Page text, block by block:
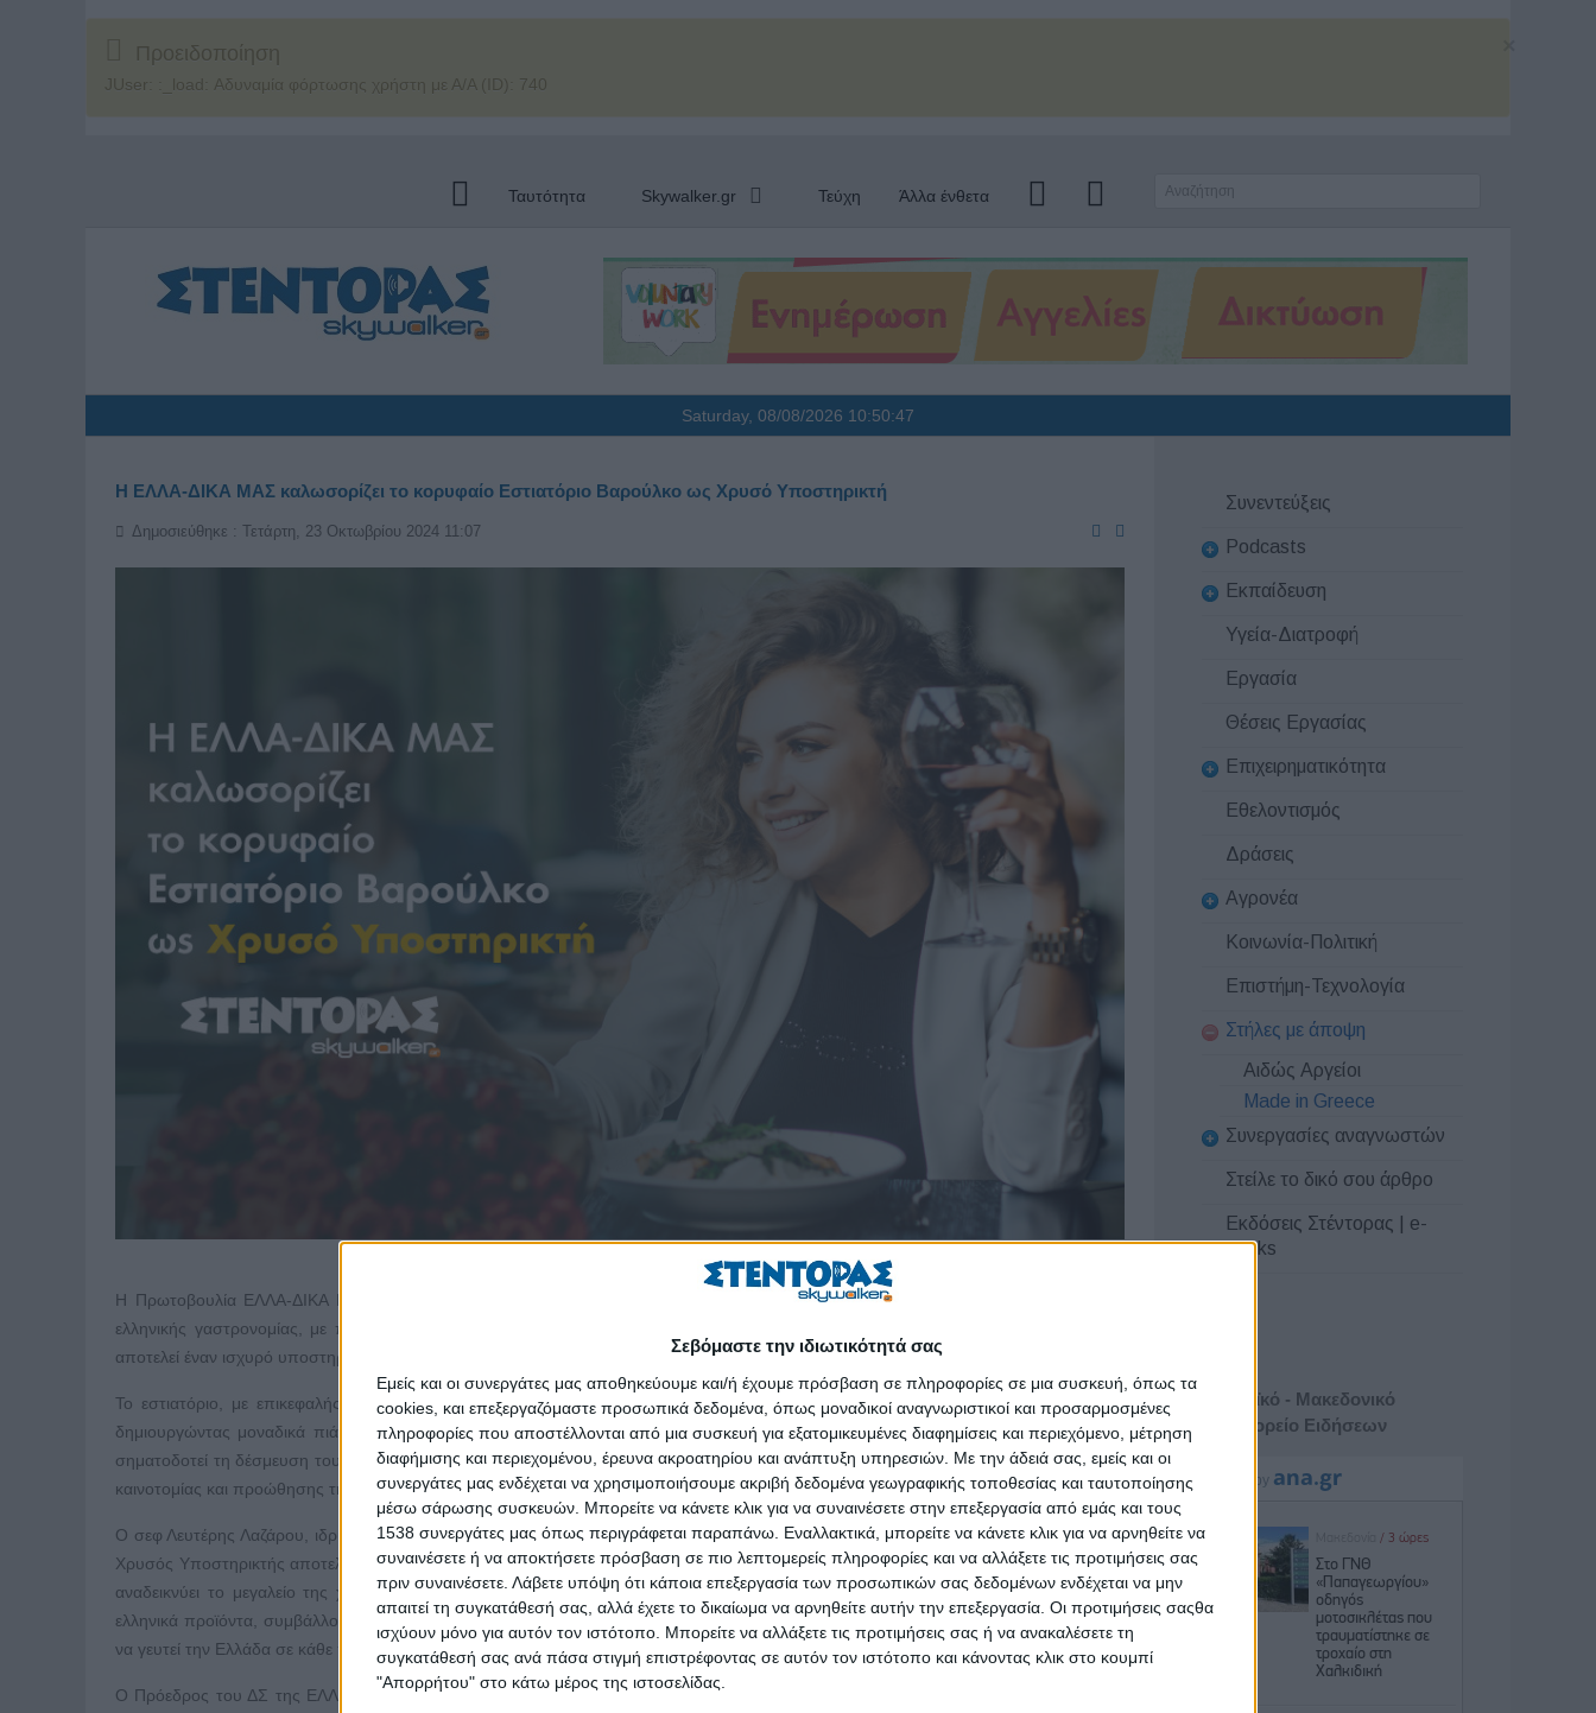
Σεβόμαστε την ιδιωτικότητά σας
Εμείς και οι συνεργάτες μας αποθηκεύουμε και/ή έχουμε πρόσβαση σε πληροφορίες σε μια συσκευή, όπως τα
cookies, και επεξεργαζόμαστε προσωπικά δεδομένα, όπως μοναδικοί αναγνωριστικοί και προσαρμοσμένες
πληροφορίες που αποστέλλονται από μια συσκευή για εξατομικευμένες διαφημίσεις και περιεχόμενο, μέτρηση
διαφήμισης και περιεχομένου, έρευνα ακροατηρίου και ανάπτυξη υπηρεσιών. Με την άδειά σας, εμείς και οι
συνεργάτες μας ενδέχεται να χρησιμοποιήσουμε ακριβή δεδομένα γεωγραφικής τοποθεσίας και ταυτοποίησης
μέσω σάρωσης συσκευών. Μπορείτε να κάνετε κλικ για να συναινέσετε στην επεξεργασία από εμάς και τους
1538 συνεργάτες μας όπως περιγράφεται παραπάνω. Εναλλακτικά, μπορείτε να κάνετε κλικ για να αρνηθείτε να
συναινέσετε ή να αποκτήσετε πρόσβαση σε πιο λεπτομερείς πληροφορίες και να αλλάξετε τις προτιμήσεις σας
πριν συναινέσετε. Λάβετε υπόψη ότι κάποια επεξεργασία των προσωπικών σας δεδομένων ενδέχεται να μην
απαιτεί τη συγκατάθεσή σας, αλλά έχετε το δικαίωμα να αρνηθείτε αυτήν την επεξεργασία. Οι προτιμήσεις σαςθα
ισχύουν μόνο για αυτόν τον ιστότοπο. Μπορείτε να αλλάξετε τις προτιμήσεις σας ή να ανακαλέσετε τη
συγκατάθεσή σας ανά πάσα στιγμή επιστρέφοντας σε αυτόν τον ιστότοπο και κάνοντας κλικ στο κουμπί
"Απορρήτου" στο κάτω μέρος της ιστοσελίδας.
Προειδοποίηση
JUser: :_load: Αδυναμία φόρτωσης χρήστη με Α/Α (ID): 740
Ταυτότητα Skywalker.gr Τεύχη Άλλα ένθετα
Saturday, 08/08/2026 10:50:48
Η ΕΛΛΑ-ΔΙΚΑ ΜΑΣ καλωσορίζει το κορυφαίο Εστιατόριο Βαρούλκο ως Χρυσό Υποστηρικτή
Δημοσιεύθηκε : Τετάρτη, 23 Οκτωβρίου 2024 11:07
Η Πρωτοβουλία ΕΛΛΑ-ΔΙΚΑ ΜΑΣ υποδέχεται το εστιατόριο Βαρούλκο ως Χρυσό Υποστηρικτή. Το Βαρούλκο, ένα «κόσμημα» της
ελληνικής γαστρονομίας, με πολυετή παρουσία στο χώρο και με επίκεντρο την ελληνική κουζίνα και τα προϊόντα της χώρας μας,
αποτελεί έναν ισχυρό υποστηρικτή της ελληνικής επιχειρηματικότητας και παραγωγής.
Το εστιατόριο, με επικεφαλής τον 1ο Έλληνα βραβευμένο με Michelin σεφ Λευτέρη Λαζάρου, προωθεί την ελληνική γαστρονομία,
δημιουργώντας μοναδικά πιάτα βασισμένα σε εξαιρετικής ποιότητας εγχώρια υλικά. Η ένταξη του Βαρούλκο στην ΕΛΛΑ-ΔΙΚΑ ΜΑΣ
σηματοδοτεί τη δέσμευση του να στηρίξει ενεργά την ελληνική παραγωγή και την οικονομία, αποτελώντας παράδειγμα επιχειρηματικής
καινοτομίας και προώθησης της ελληνικής κουλτούρας, μέσα από τα καινοτόμα αμιγώς ελληνικά προϊόντα.
Ο σεφ Λευτέρης Λαζάρου, ιδρυτής και επικεφαλής του Βαρούλκο, δήλωσε: «Η συμμετοχή μας στην Πρωτοβουλία ΕΛΛΑ-ΔΙΚΑ ΜΑΣ ως
Χρυσός Υποστηρικτής αποτελεί για εμάς μεγάλη τιμή. Η αξία των ελληνικών προϊόντων και συμβολή τους στην ελληνική γαστρονομία,
αναδεικνύει το μεγαλείο της χώρας μας. Μέσω αυτής της συνεργασίας, θα συνεχίσουμε να υποστηρίζουμε και να προωθούμε τα
ελληνικά προϊόντα, συμβάλλοντας στην ανάπτυξη της τοπικής οικονομίας. Στόχος μου πάντα στο Βαρούλκο είναι ο “καλεσμένος” του
να γευτεί την Ελλάδα σε κάθε πιάτο του, σε κάθε γουλιά του».
Ο Πρόεδρος του ΔΣ της ΕΛΛΑ-ΔΙΚΑ ΜΑΣ, κ. Άγις Πιστιόλας, σημείωσε: «Είμαστε περήφανοι που καλωσορίζουμε το Βαρούλκο στην
Συνεντεύξεις
Podcasts
Εκπαίδευση
Υγεία-Διατροφή
Εργασία
Θέσεις Εργασίας
Επιχειρηματικότητα
Εθελοντισμός
Δράσεις
Αγρονέα
Κοινωνία-Πολιτική
Επιστήμη-Τεχνολογία
Στήλες με άποψη
Αιδώς Αργείοι
Made in Greece
Συνεργασίες αναγνωστών
Στείλε το δικό σου άρθρο
Εκδόσεις Στέντορας | e-
books
Αθηναϊκό - Μακεδονικό
Πρακτορείο Ειδήσεων